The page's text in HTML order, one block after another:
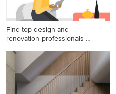
Find top design and
renovation professionals on